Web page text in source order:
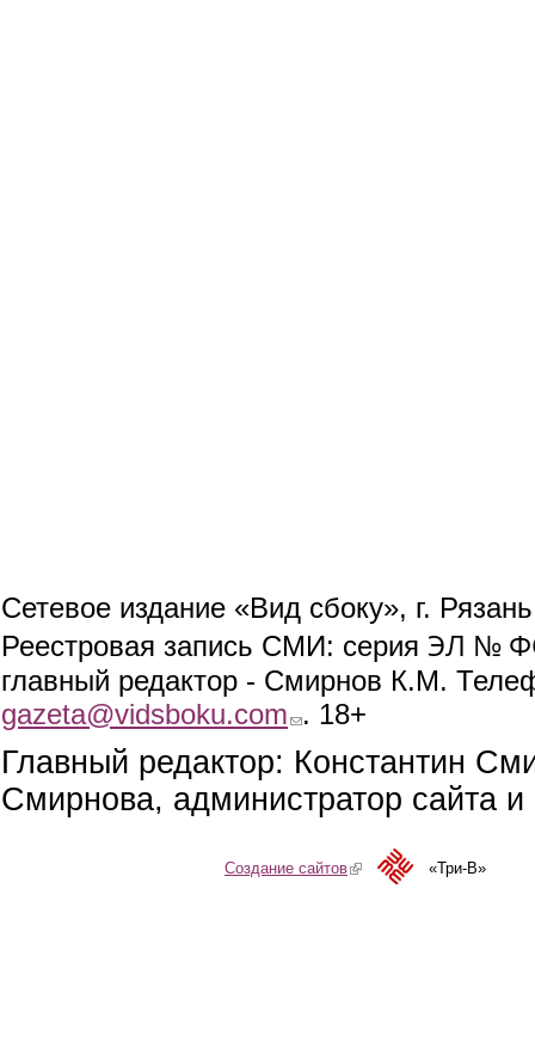
Сетевое издание «Вид сбоку», г.
Реестровая запись СМИ: серия ЭЛ №
главный редактор - Смирнов К.М.
gazeta@vidsboku.com (link sends e-mail)
. 18+
Главный редактор: Константин
Смирнова, администратор сайта
Создание сайтов(link is external)«Три-В»